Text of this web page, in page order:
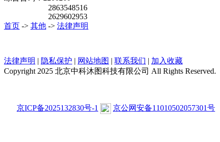
2863548516
2629602953
首页 -> 其他 -> 法律声明
法律声明 | 隐私保护 | 网站地图 | 联系我们 | 加入收藏
Copyright 2025 北京中科沐图科技有限公司 All Rights Reserved.
京ICP备2025132830号-1 京公网安备11010502057301号